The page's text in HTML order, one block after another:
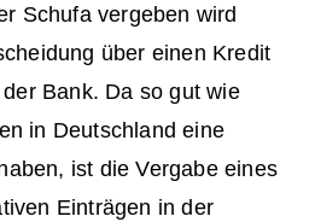
Schufa vergeben wird
über einen Kredit
Bank. Da so gut wie
in Deutschland eine
ist die Vergabe eines
Einträgen in der